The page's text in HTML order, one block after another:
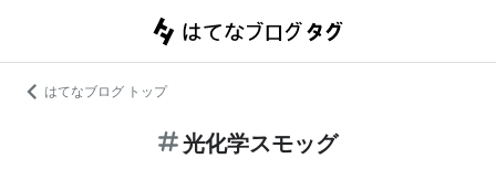
はてなブログ トップ
光化学スモッグ